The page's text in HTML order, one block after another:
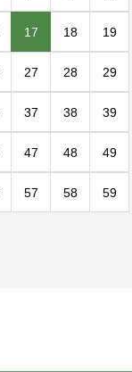
17 18 19
27 28 29
37 38 39
47 48 49
57 58 59